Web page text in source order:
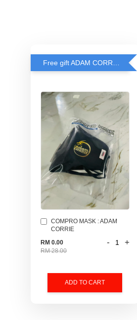
COMPRO MASK : ADAM
CORRIE
RM 0.00
RM 28.00
- +
ADD TO CART